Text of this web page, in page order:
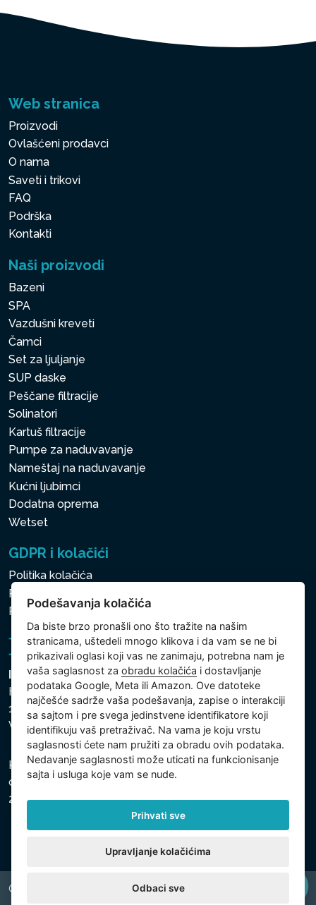
Web stranica
Proizvodi
Ovlašćeni prodavci
O nama
Saveti i trikovi
FAQ
Podrška
Kontakti
Naši proizvodi
Bazeni
SPA
Vazdušni kreveti
Čamci
Set za ljuljanje
SUP daske
Peščane filtracije
Solinatori
Kartuš filtracije
Pumpe za naduvavanje
Nameštaj na naduvavanje
Kućni ljubimci
Dodatna oprema
Wetset
GDPR i kolačići
Politika kolačića
Politika zaštite ličnih i drugih obrađivanih podataka
Politika kolačića
Intex Trading, s.r.o.
Hradecká 2526/3
130 00 Praha 3
Vinohrady - Česká republika
Kompanija je registrovana u Opštinskom sudu u Pragu,
odeljak C, uložak 74759, Identifikacioni broj kompanije:
26150808, Poreski identifikacioni broj: CZ26150808.
Copyright © 2026 INTEX TRADING s.r.o. All rights reserved.
Podešavanja kolačića
Da biste brzo pronašli ono što tražite na našim
stranicama, uštedeli mnogo klikova i da vam se ne bi
prikazivali oglasi koji vas ne zanimaju, potrebna nam je
vaša saglasnost zaobradu kolačića i dostavljanje
podataka Google, Meta ili Amazon. Ove datoteke
najčešće sadrže vaša podešavanja, zapise o interakciji
sa sajtom i pre svega jedinstvene identifikatore koji
identifikuju vaš pretraživač. Na vama je koju vrstu
saglasnosti ćete nam pružiti za obradu ovih podataka.
Nedavanje saglasnosti može uticati na funkcionisanje
sajta i usluga koje vam se nude.
Prihvati sve
Upravljanje kolačićima
Odbaci sve